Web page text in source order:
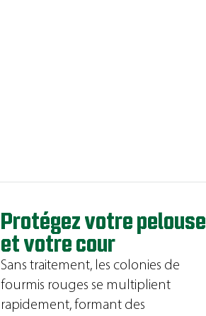
Protégez votre pelouse
et votre cour
Sans traitement, les colonies de
fourmis rouges se multiplient
rapidement, formant des